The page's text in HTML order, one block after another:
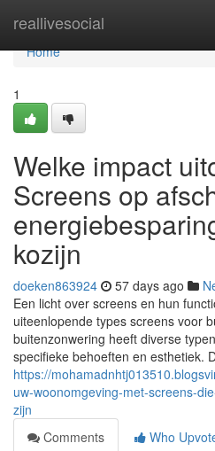
reallivesocial
Home
Home
1
Welke impact
Screens op
kozijn
doeken863924 57 days ago
Een licht over screens en hun
uiteenlopende types screens voor
buitenzonwering heeft diverse
specifieke behoeften en esthetiek.
https://
uw-woonomgeving-met-screens-
zijn
Comments
Who